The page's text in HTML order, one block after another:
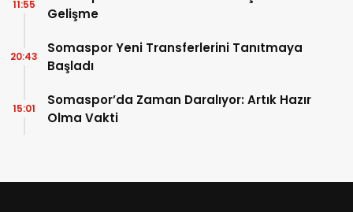
Gelişme
11:55
Somaspor Yeni Transferlerini Tanıtmaya
Başladı
20:43
Somaspor’da Zaman Daralıyor: Artık Hazır
Olma Vakti
15:01